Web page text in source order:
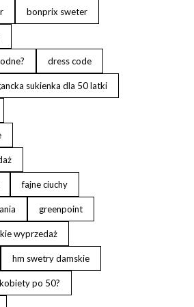
bonprix sweter
dress code
sukienka dla 50 latki
fajne ciuchy
greenpoint
wyprzedaż
hm swetry damskie
po 50?